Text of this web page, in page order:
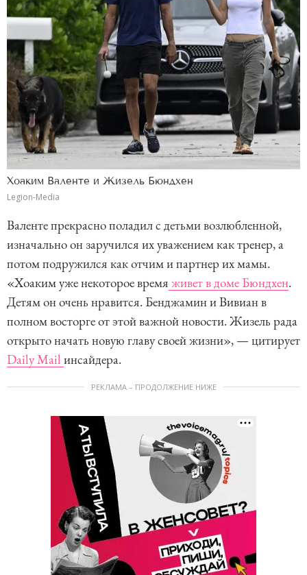
Хоаким Валенте и Жизель Бюндхен
Legion-Media
Валенте прекрасно поладил с детьми возлюбленной,
изначально он заручился их уважением как тренер, а
потом подружился как отчим и партнер их мамы.
«Хоаким уже некоторое время живет в доме Бюндхен.
Детям он очень нравится. Бенджамин и Вивиан в
полном восторге от этой важной новости. Жизель рада
открыто начать новую главу своей жизни», — цитирует
Daily Mail инсайдера.
РЕКЛАМА – ПРОДОЛЖЕНИЕ НИЖЕ